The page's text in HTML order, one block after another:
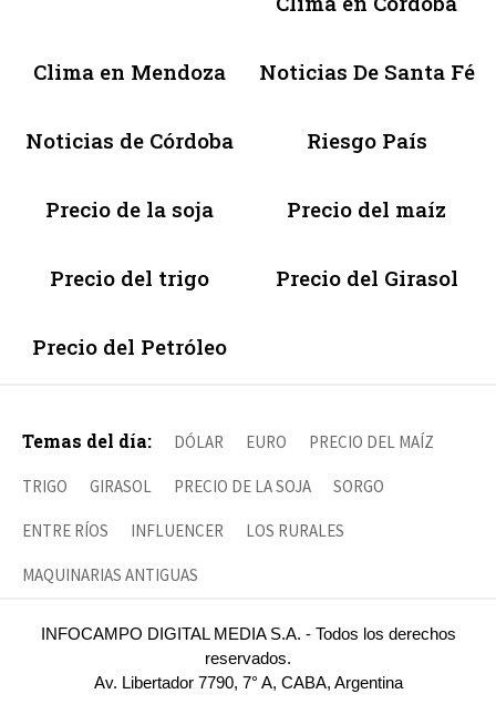
Clima en Mendoza Noticias De Santa Fé
Noticias de Córdoba Riesgo País
Precio de la soja Precio del maíz
Precio del trigo Precio del Girasol
Precio del Petróleo
Temas del día: DÓLAR EURO PRECIO DEL MAÍZ
TRIGO GIRASOL PRECIO DE LA SOJA SORGO
ENTRE RÍOS INFLUENCER LOS RURALES
MAQUINARIAS ANTIGUAS
INFOCAMPO DIGITAL MEDIA S.A. - Todos los derechos
reservados.
Av. Libertador 7790, 7° A, CABA, Argentina